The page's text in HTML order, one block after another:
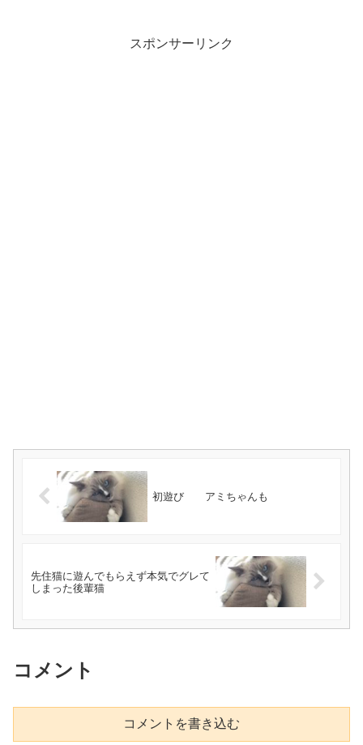
スポンサーリンク
初遊び アミちゃんも
先住猫に遊んでもらえず本気でグレて
しまった後輩猫
コメント
コメントを書き込む